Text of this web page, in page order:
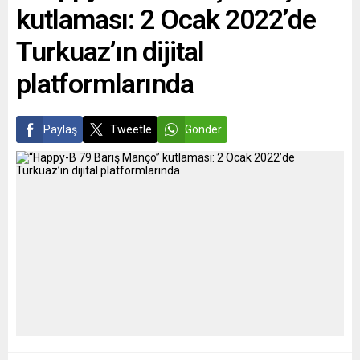
kutlaması: 2 Ocak 2022’de
Turkuaz’ın dijital
platformlarında
Paylaş Tweetle Gönder